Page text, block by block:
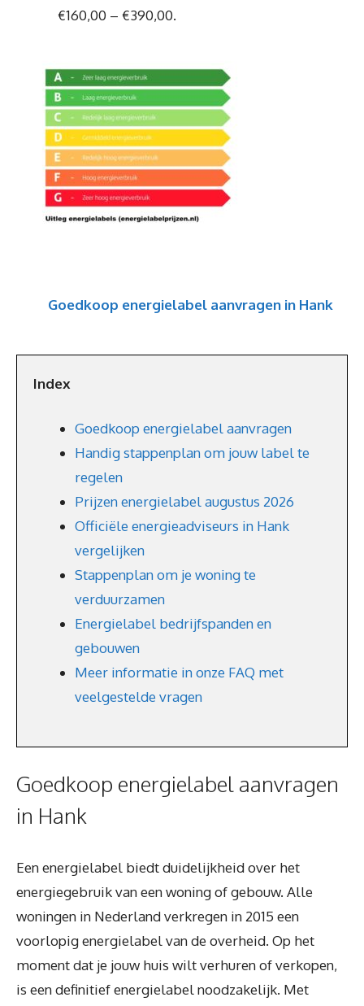
€160,00 – €390,00.
Goedkoop energielabel aanvragen in Hank
Index
Goedkoop energielabel aanvragen
Handig stappenplan om jouw label te
regelen
Prijzen energielabel augustus 2026
Officiële energieadviseurs in Hank
vergelijken
Stappenplan om je woning te
verduurzamen
Energielabel bedrijfspanden en
gebouwen
Meer informatie in onze FAQ met
veelgestelde vragen
Goedkoop energielabel aanvragen
in Hank
Een energielabel biedt duidelijkheid over het
energiegebruik van een woning of gebouw. Alle
woningen in Nederland verkregen in 2015 een
voorlopig energielabel van de overheid. Op het
moment dat je jouw huis wilt verhuren of verkopen,
is een definitief energielabel noodzakelijk. Met